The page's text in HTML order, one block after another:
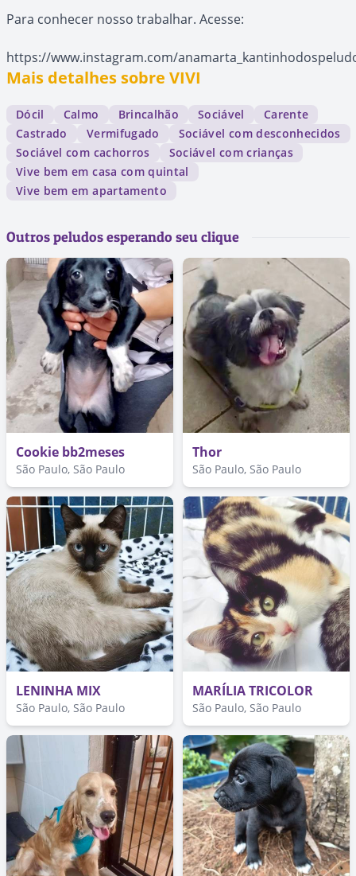
Para conhecer nosso trabalhar. Acesse:
https://www.instagram.com/
Mais detalhes sobre VIVI
Dócil Calmo Brincalhão Sociável
Carente
Castrado
Vermifugado
Sociável com desconhecidos
Sociável com cachorros
Sociável com crianças
Vive bem em casa com quintal
Vive bem em apartamento
Outros peludos esperando seu clique
Cookie bb2meses
São Paulo, São Paulo
Thor
São Paulo, São Paulo
LENINHA MIX
São Paulo, São Paulo
MARÍLIA TRICOLOR
São Paulo, São Paulo